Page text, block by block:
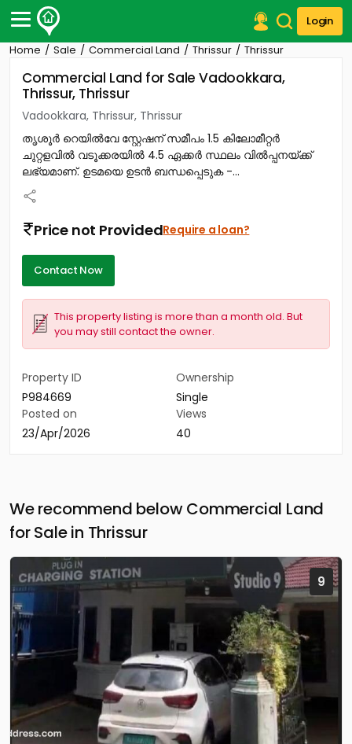
Login
Post Your Property
Post Your Requirement
Properties for Sale
Properties for Rent
Premium Projects
Finance Center
Our Services
Home Sale Commercial Land Thrissur Thrissur
Commercial Land for Sale Vadookkara,
Thrissur, Thrissur
Vadookkara, Thrissur, Thrissur
തൃശൂർ റെയിൽവേ സ്റ്റേഷന് സമീപം 1.5 കിലോമീറ്റർ
ചുറ്റളവിൽ വടൂക്കരയിൽ 4.5 ഏക്കർ സ്ഥലം വിൽപ്പനയ്ക്ക്
ലഭ്യമാണ്. ഉടമയെ ഉടൻ ബന്ധപ്പെടുക -...
Price not ProvidedRequire a loan?
Contact Now
This property listing is more than a month old. But
you may still contact the owner.
Property ID
P984669
Ownership
Single
Posted on
23/Apr/2026
Views
40
We recommend below Commercial Land
for Sale in Thrissur
9